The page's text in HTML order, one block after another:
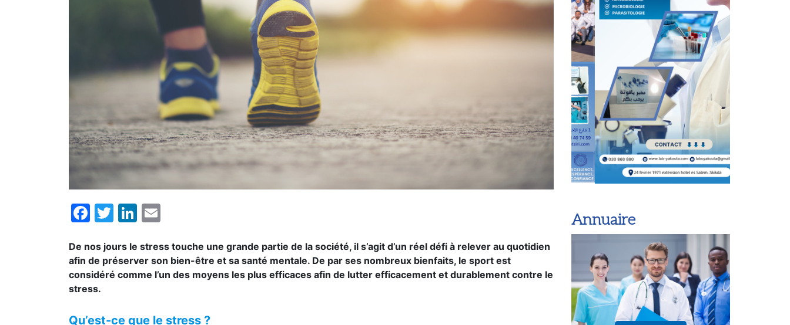
Facebook
TwitterLinkedIn
De nos jours le stress touche une grande partie de la société, il s’agit d’un réel défi à relever au quotidien
afin de préserver son bien-être et sa santé mentale. De par ses nombreux bienfaits, le sport est
considéré comme l’un des moyens les plus efficaces afin de lutter efficacement et durablement contre le
stress.
Qu’est-ce que le stress ?
Annuaire